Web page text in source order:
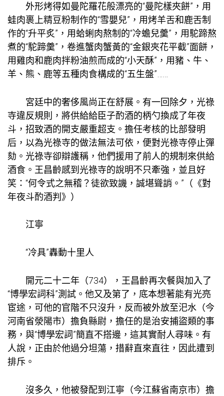
外形烤得如曼陀羅花般漂亮的“曼陀樣夾餅”，用
蛙肉裹上精豆粉制作的“雪嬰兒”，用烤羊舌和鹿舌制
作的“升平炙”，用蛤蜊肉熬制的“冷蟾兒羹”，用駝蹄熬
煮的“駝蹄羹”，卷進蟹肉蟹黃的“金銀夾花平截”面餅，
用雞肉和鹿肉拌粉油煎而成的“小天酥”，用豬、牛、
羊、熊、鹿等五種肉食構成的“五生盤”……
宮廷中的奢侈風尚正在舒展。有一回除夕，光祿
寺違反規則，將供給給臣子酌酒的柄勺換成了年夜
斗，招致酒的開支嚴重超支。擔任考核的比部發明
后，以為光祿寺的做法無法可依，便對光祿寺停止彈
劾。光祿寺卻辯護稱，他們援用了前人的規制來供給
酒食。王昌齡感到光祿寺的說明不只牽強，並且好
笑：“何令式之無稽？徒欲致譏，誠堪聳誚。”（《對
年夜斗酌酒判》）
江寧
“冷具”轟動十里人
開元二十二年（734），王昌齡再次餐與加入了
“博學宏詞科”測試。他又及第了，底本想著能有光亮
宦途，可他的官階不只沒升，反而被外放至汜水（今
河南省滎陽市）擔負縣尉，擔任的是治安捕盜類的事
務，與“博學宏詞”簡直不搭邊，這其實耐人尋味。有
人說，正由於他過分坦蕩，措辭直來直往，因此遭到
排斥。
沒多久，他被發配到江寧（今江蘇省南京市）擔